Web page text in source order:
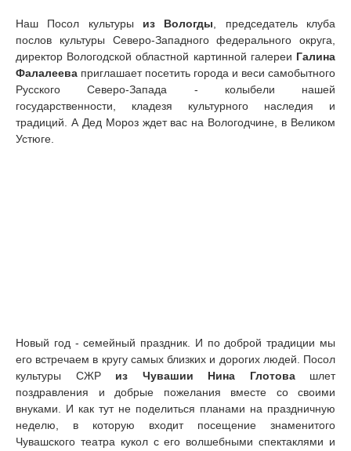
Наш Посол культуры из Вологды , председатель клуба
послов культуры Северо-Западного федерального округа,
директор Вологодской областной картинной галереи Галина
Фалалеева приглашает посетить города и веси самобытного
Русского Северо-Запада - колыбели нашей
государственности, кладезя культурного наследия и
традиций. А Дед Мороз ждет вас на Вологодчине, в Великом
Устюге.
Новый год - семейный праздник. И по доброй традиции мы
его встречаем в кругу самых близких и дорогих людей. Посол
культуры СЖР из Чувашии Нина Глотовашлет
поздравления и добрые пожелания вместе со своими
внуками. И как тут не поделиться планами на праздничную
неделю, в которую входит посещение знаменитого
Чувашского театра кукол с его волшебными спектаклями и